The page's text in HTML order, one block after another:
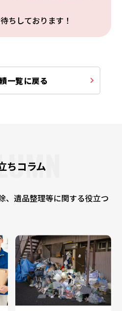
ちしております！
一覧に戻る
ちコラム
、遺品整理等に関する役立つ